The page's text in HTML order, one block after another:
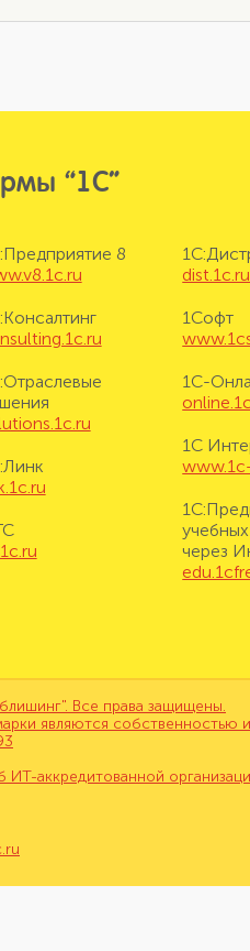
“1С”
8
dist.1c.ru
1Софт
1С-
1С
через
Все права защищены.
являются собственностью
аккредитованной